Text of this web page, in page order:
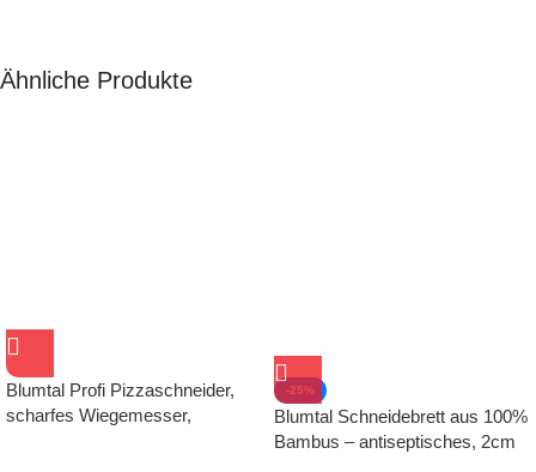
Ähnliche Produkte
Blumtal Profi Pizzaschneider,
scharfes Wiegemesser,
-25%
Blumtal Schneidebrett aus 100%
Bambus – antiseptisches, 2cm